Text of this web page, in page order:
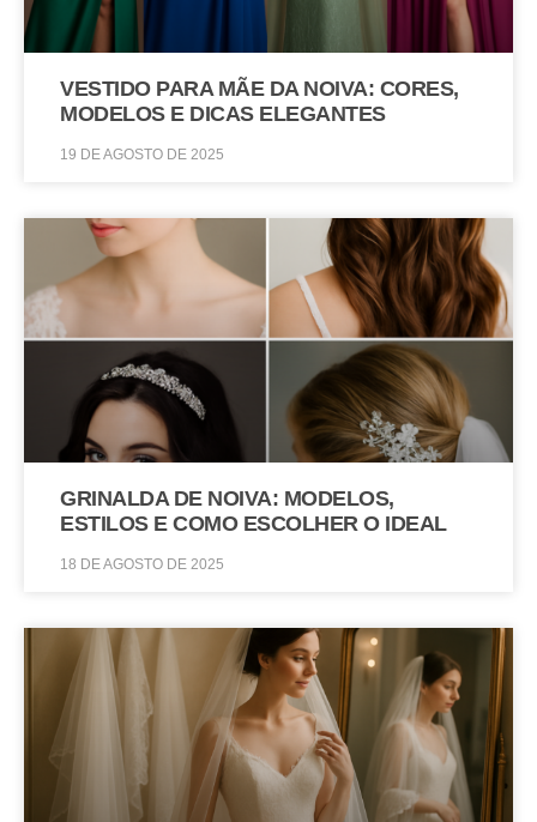
VESTIDO PARA MÃE DA NOIVA: CORES,
MODELOS E DICAS ELEGANTES
19 DE AGOSTO DE 2025
GRINALDA DE NOIVA: MODELOS,
ESTILOS E COMO ESCOLHER O IDEAL
18 DE AGOSTO DE 2025